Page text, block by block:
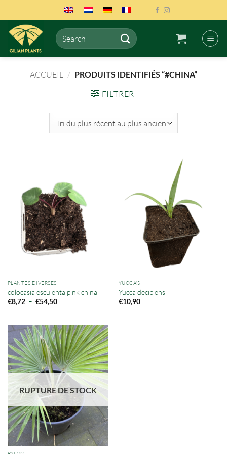
au
contenu
Recherche
pour :
ACCUEIL / PRODUITS IDENTIFIÉS “#CHINA”
FILTRER
PLANTES DIVERSES
colocasia esculenta pink china
€8,72 – €54,50Plage
à
€54,50
YUCCA'S
Yucca decipiens
€10,90
RUPTURE DE STOCK